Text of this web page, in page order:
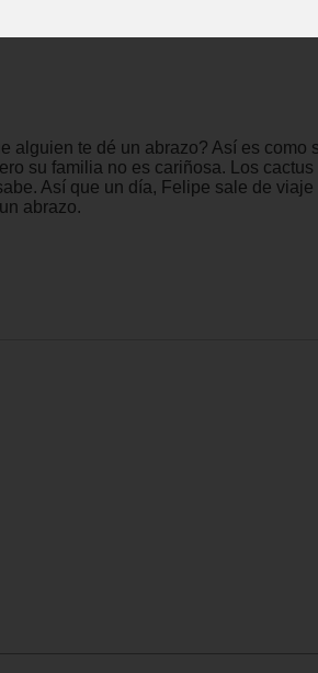
alguien te dé un abrazo? Así es como
su familia no es cariñosa. Los cactus
Así que un día, Felipe sale de viaje
abrazo.